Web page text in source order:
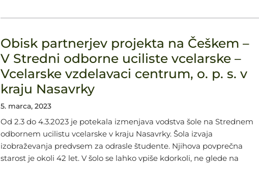
Obisk partnerjev projekta na Češkem –
V Stredni odborne uciliste vcelarske –
Vcelarske vzdelavaci centrum, o. p. s. v
kraju Nasavrky
5. marca, 2023
Od 2.3 do 4.3.2023 je potekala izmenjava vodstva šole na Strednem
odbornem ucilistu vcelarske v kraju Nasavrky. Šola izvaja
izobraževanja predvsem za odrasle študente. Njihova povprečna
starost je okoli 42 let. V šolo se lahko vpiše kdorkoli, ne glede na